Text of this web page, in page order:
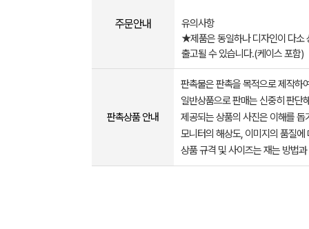
주문안내
유의사항
★제품은 동일하나 디자인이 다소
출고될 수 있습니다.(케이스 포함)
판촉상품 안내
판촉물은 판촉을 목적으로 제작하
일반상품으로 판매는 신중히 판단
제공되는 상품의 사진은 이해를
모니터의 해상도, 이미지의 품질
상품 규격 및 사이즈는 재는 방법